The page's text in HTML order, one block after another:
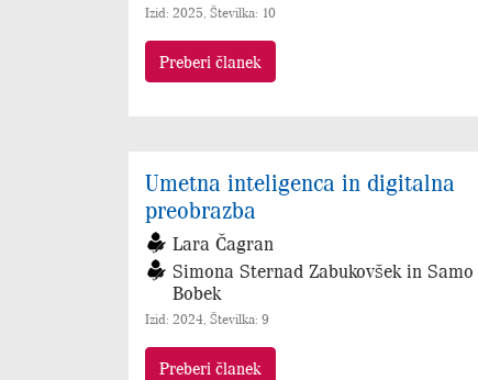
Izid: 2025, Številka: 10
Preberi članek
Umetna inteligenca in digitalna
preobrazba
Lara Čagran
Simona Sternad Zabukovšek in Samo
Bobek
Izid: 2024, Številka: 9
Preberi članek